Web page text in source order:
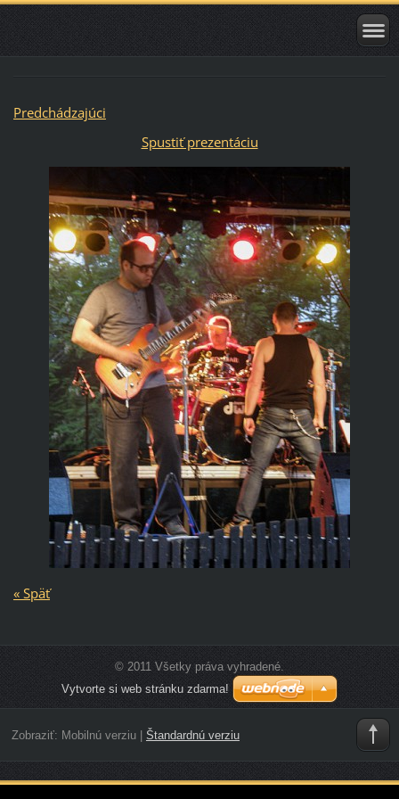
Predchádzajúci
Spustiť prezentáciu
« Späť
© 2011 Všetky práva vyhradené.
Vytvorte si web stránku zdarma!
Zobraziť: Mobilnú verziu| Štandardnú verziu